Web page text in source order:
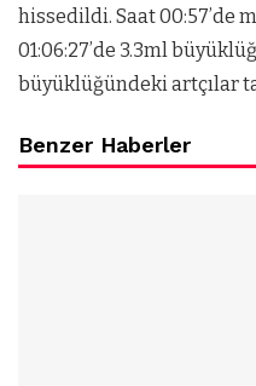
hissedildi. Saat 00:57’de
01:06:27’de 3.3ml
büyüklüğündeki artçılar
Benzer Haberler